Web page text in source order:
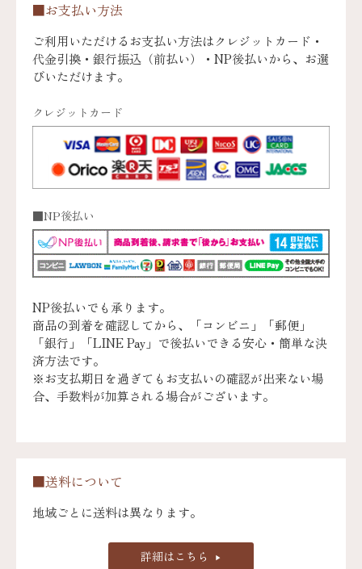
■お支払い方法
ご利用いただけるお支払い方法はクレジットカード・
代金引換・銀行振込（前払い）・NP後払いから、お選
びいただけます。
クレジットカード
■NP後払い
NP後払いでも承ります。
商品の到着を確認してから、「コンビニ」「郵便」
「銀行」「LINE Pay」で後払いできる安心・簡単な決
済方法です。
※お支払期日を過ぎてもお支払いの確認が出来ない場
合、手数料が加算される場合がございます。
■送料について
地域ごとに送料は異なります。
詳細はこちら